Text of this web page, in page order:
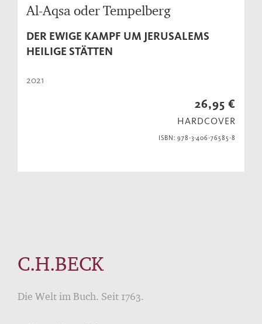
Al-Aqsa oder Tempelberg
DER EWIGE KAMPF UM JERUSALEMS
HEILIGE STÄTTEN
2021
26,95 €
HARDCOVER
ISBN: 978-3-406-76585-8
C.H.BECK
Die Welt im Buch. Seit 1763.